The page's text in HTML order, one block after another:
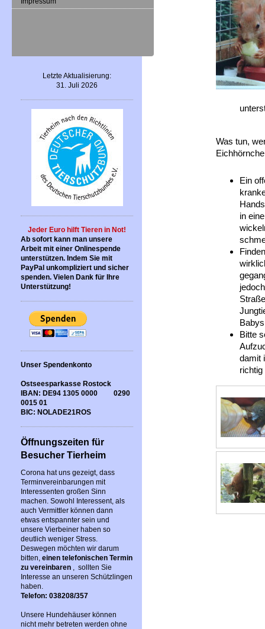
Was tun,
Ein
in
Bitte
damit
richtig
Letzte Aktualisierung:
31. Juli 2026
Jeder Euro hilft Tieren in Not!
Ab sofort kann man unsere
Arbeit mit einer Onlinespende
unterstützen. Indem Sie mit
PayPal unkompliziert und sicher
spenden. Vielen Dank für Ihre
Unterstützung!
Unser Spendenkonto
Ostseesparkasse Rostock
IBAN: DE94 1305 0000 0290
0015 01
BIC: NOLADE21ROS
Öffnungszeiten für
Besucher Tierheim
Corona hat uns gezeigt, dass
Terminvereinbarungen mit
Interessenten großen Sinn
machen. Sowohl Interessent, als
auch Vermittler können dann
etwas entspannter sein und
unsere Vierbeiner haben so
deutlich weniger Stress.
Deswegen möchten wir darum
bitten, einen telefonischen Termin
zu vereinbaren , sollten Sie
Interesse an unseren Schützlingen
haben.
Telefon: 038208/357
Unsere Hundehäuser können
nicht mehr betreten werden ohne